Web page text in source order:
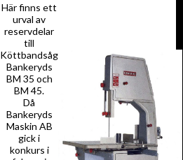
Här finns ett
urval av
reservdelar
till
Köttbandsåg
Bankeryds
BM 35 och
BM 45.
Då
Bankeryds
Maskin AB
gick i
konkurs i